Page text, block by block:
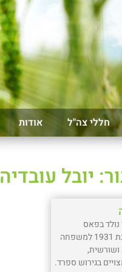
חללי צה"ל אודות
יובל עובדיה
נולד בפאס
שבמרוקו בשנת 1931 למשפחה
ושורשית,
בגירוש ספרד.